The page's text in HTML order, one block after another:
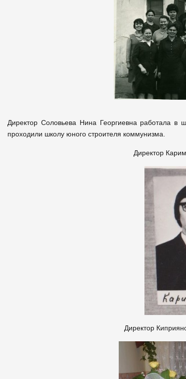
Директор Соловьева Нина Георгиевна работала
проходили школу юного строителя коммунизма.
Директор
Директор